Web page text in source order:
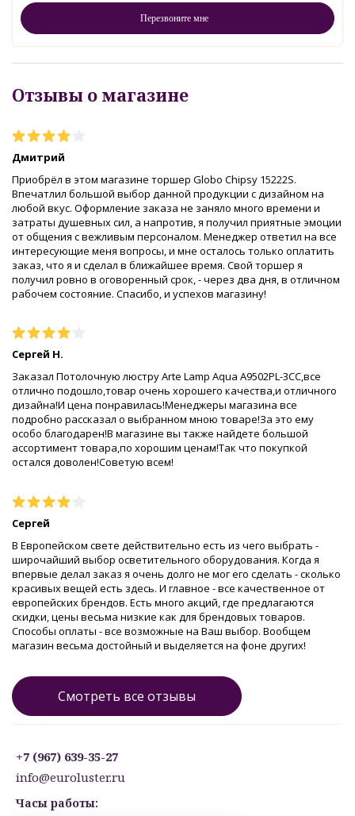
Отзывы о магазине
Дмитрий
Приобрёл в этом магазине торшер Globo Chipsy 15222S.
Впечатлил большой выбор данной продукции с дизайном на
любой вкус. Оформление заказа не заняло много времени и
затраты душевных сил, а напротив, я получил приятные эмоции
от общения с вежливым персоналом. Менеджер ответил на все
интересующие меня вопросы, и мне осталось только оплатить
заказ, что я и сделал в ближайшее время. Свой торшер я
получил ровно в оговоренный срок, - через два дня, в отличном
рабочем состояние. Спасибо, и успехов магазину!
Сергей Н.
Заказал Потолочную люстру Arte Lamp Aqua A9502PL-3CC,все
отлично подошло,товар очень хорошего качества,и отличного
дизайна!И цена понравилась!Менеджеры магазина все
подробно рассказал о выбранном мною товаре!За это ему
особо благодарен!В магазине вы также найдете большой
ассортимент товара,по хорошим ценам!Так что покупкой
остался доволен!Советую всем!
Сергей
В Европейском свете действительно есть из чего выбрать -
широчайший выбор осветительного оборудования. Когда я
впервые делал заказ я очень долго не мог его сделать - сколько
красивых вещей есть здесь. И главное - все качественное от
европейских брендов. Есть много акций, где предлагаются
скидки, цены весьма низкие как для брендовых товаров.
Способы оплаты - все возможные на Ваш выбор. Вообщем
магазин весьма достойный и выделяется на фоне других!
Смотреть все отзывы
+7 (967) 639-35-27
info@euroluster.ru
Часы работы: